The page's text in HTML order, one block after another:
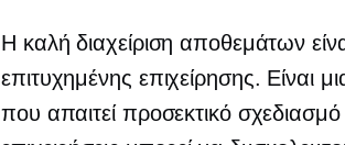
Η καλή διαχείριση αποθεμάτων
επιτυχημένης επιχείρησης. Είναι
που απαιτεί προσεκτικό